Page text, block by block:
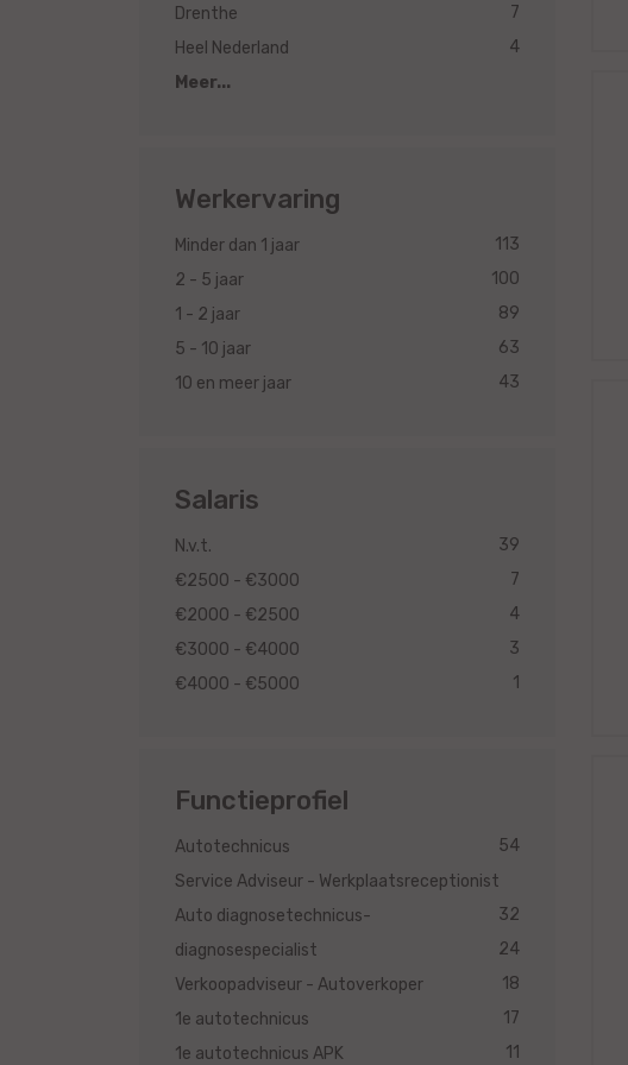
Drenthe
7
Heel Nederland
4
Meer...
Werkervaring
Minder dan 1 jaar
113
2 - 5 jaar
100
1 - 2 jaar
89
5 - 10 jaar
63
10 en meer jaar
43
Salaris
N.v.t.
39
€2500 - €3000
7
€2000 - €2500
4
€3000 - €4000
3
€4000 - €5000
1
Functieprofiel
Autotechnicus
54
Service Adviseur - Werkplaatsreceptionist
32
Auto diagnosetechnicus-
diagnosespecialist
24
Verkoopadviseur - Autoverkoper
18
1e autotechnicus
17
1e autotechnicus APK
11